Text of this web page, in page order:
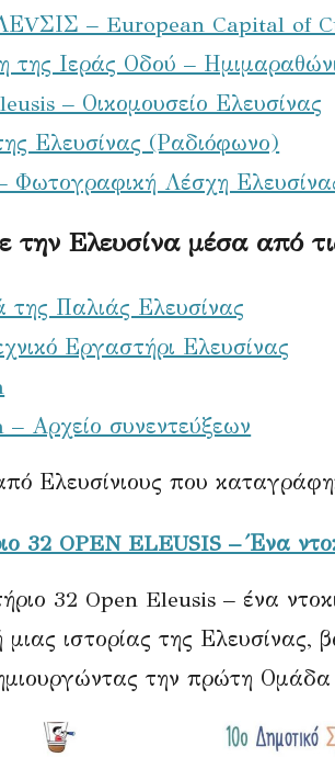
– European Capital of
της Ιεράς Οδού –
– Οικομουσείο Ελευσίνας
Ελευσίνας (Ραδιόφωνο)
Λέσχη
την Ελευσίνα μέσα από
της Παλιάς Ελευσίνας
Εργαστήρι Ελευσίνας
Αρχείο συνεντεύξεων
Ελευσίνιους που
32 OPEN ELEUSIS – Ένα
32 Open Eleusis – ένα
ιστορίας της Ελευσίνας,
την πρώτη Ομάδα